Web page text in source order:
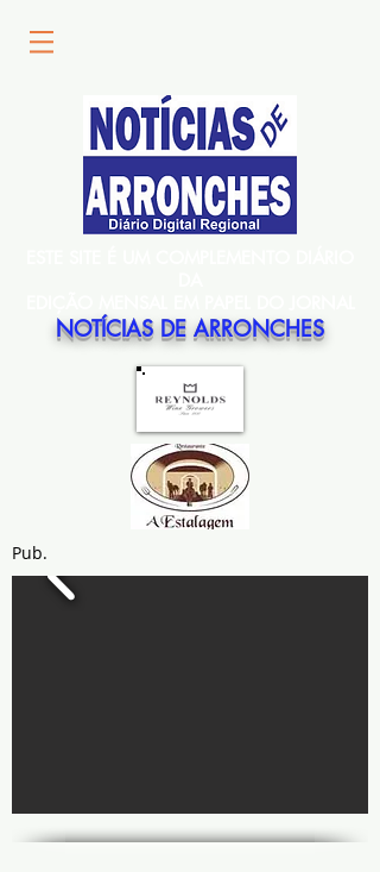
NOTÍCIAS DE ARRONCHES
Pub.